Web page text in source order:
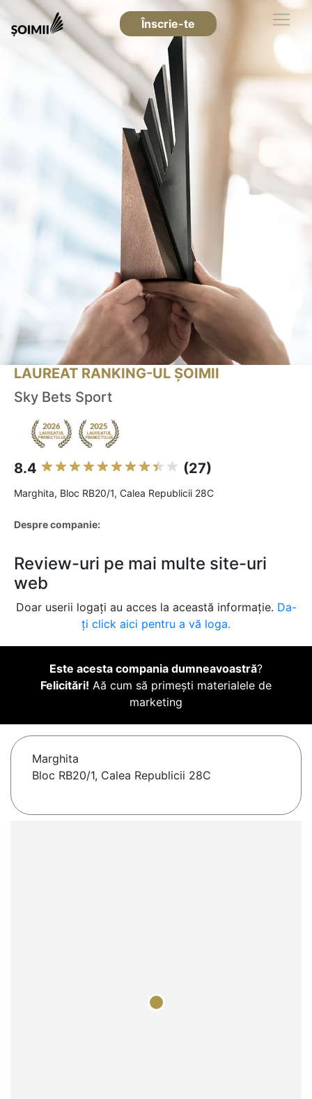
Înscrie-te
LAUREAT RANKING-UL ȘOIMII
Sky Bets Sport
8.4 (27)
Marghita, Bloc RB20/1, Calea Republicii 28C
Despre companie:
Review-uri pe mai multe site-uri
web
Doar userii logați au acces la această informație. Da-
ți click aici pentru a vă loga.
Este acesta compania dumneavoastră?
Felicitări! Aă cum să primești materialele de
marketing
Marghita
Bloc RB20/1, Calea Republicii 28C